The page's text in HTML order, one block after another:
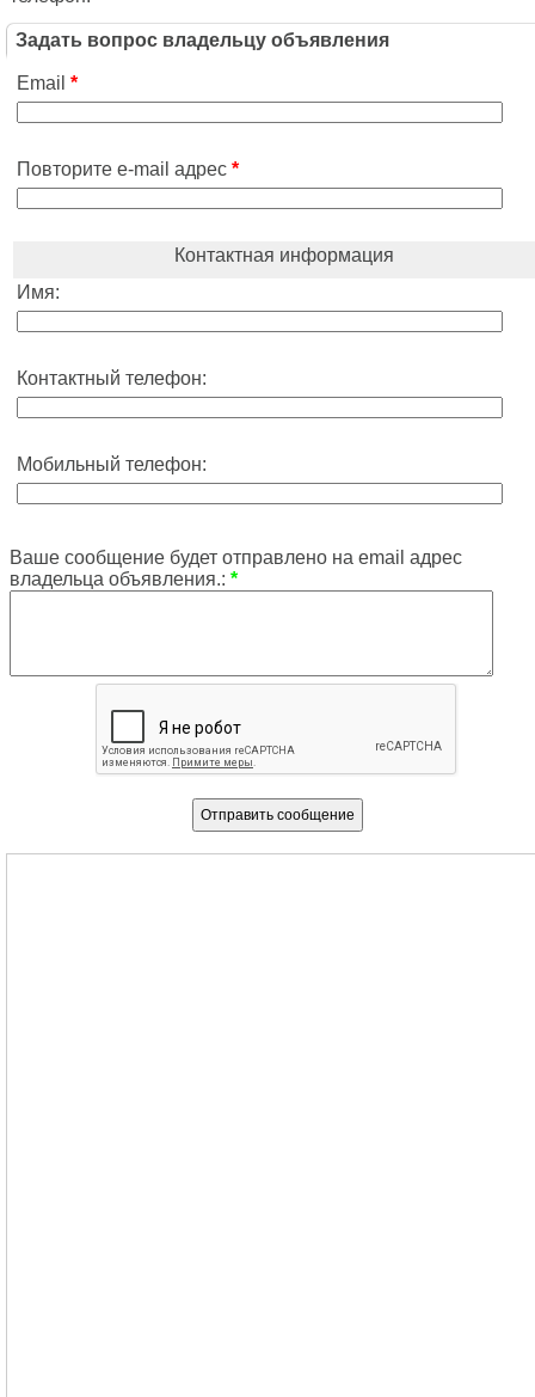
Задать вопрос владельцу объявления
Email *
Повторите e-mail адрес *
Контактная информация
Имя:
Контактный телефон:
Мобильный телефон:
Ваше сообщение будет отправлено на email адрес
владельца объявления.: *